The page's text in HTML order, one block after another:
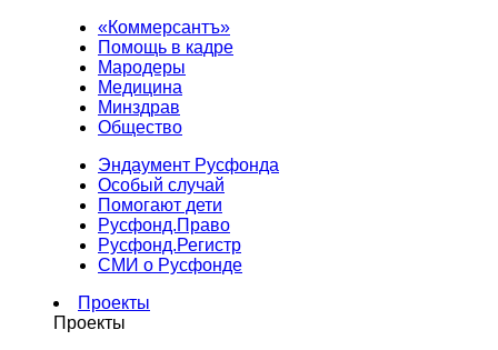
«Коммерсантъ»
Помощь в кадре
Мародеры
Медицина
Минздрав
Общество
Эндаумент Русфонда
Особый случай
Помогают дети
Русфонд.Право
Русфонд.Регистр
СМИ о Русфонде
Проекты
Проекты